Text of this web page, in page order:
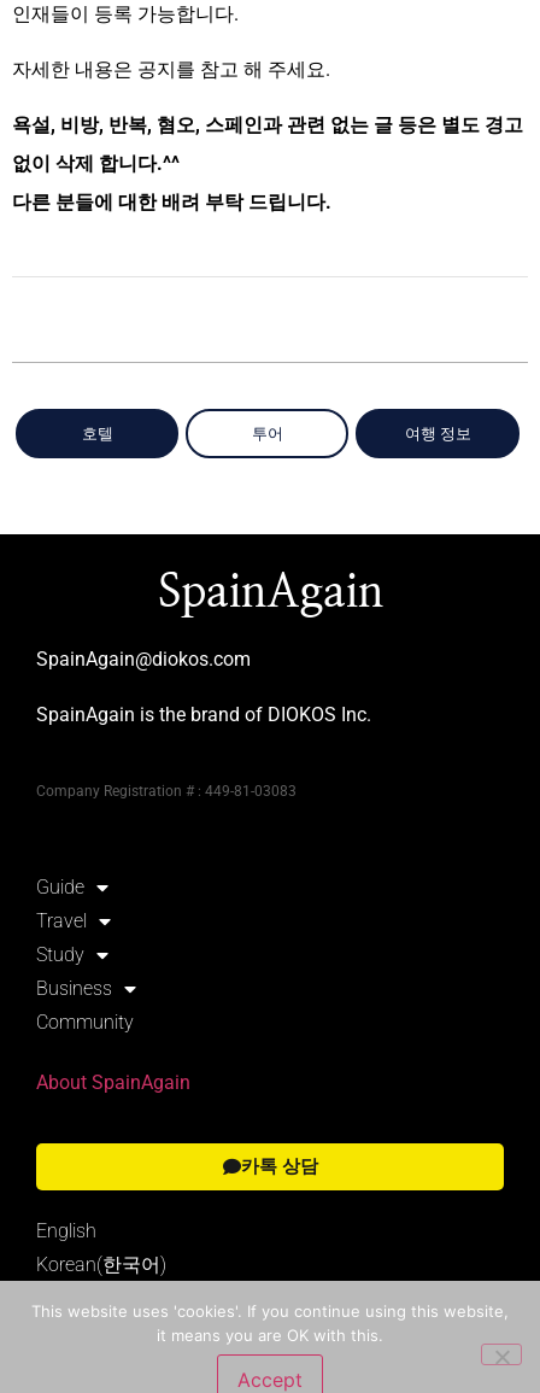
인재들이 등록 가능합니다.
자세한 내용은 공지를 참고 해 주세요.
욕설, 비방, 반복, 혐오, 스페인과 관련 없는 글 등은 별도 경고
없이 삭제 합니다.^^
다른 분들에 대한 배려 부탁 드립니다.
호텔 투어 여행 정보
SpainAgain
SpainAgain@diokos.com
SpainAgain is the brand of DIOKOS Inc.
Company Registration # : 449-81-03083
Guide
Travel
Study
Business
Community
About SpainAgain
카톡 상담
English
Korean(한국어)
This website uses 'cookies'. If you continue using this website,
it means you are OK with this.
Accept